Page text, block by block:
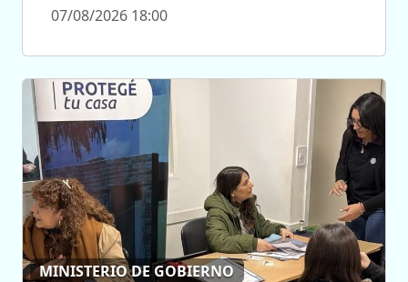
07/08/2026 18:00
MINISTERIO DE GOBIERNO